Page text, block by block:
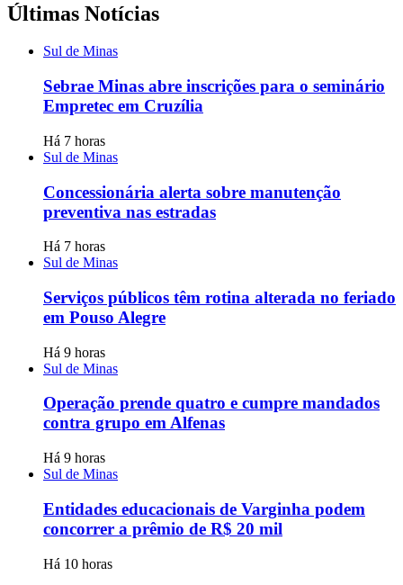
Últimas Notícias
Sul de Minas
Sebrae Minas abre inscrições para o seminário
Empretec em Cruzília
Há 7 horas
Sul de Minas
Concessionária alerta sobre manutenção
preventiva nas estradas
Há 7 horas
Sul de Minas
Serviços públicos têm rotina alterada no feriado
em Pouso Alegre
Há 9 horas
Sul de Minas
Operação prende quatro e cumpre mandados
contra grupo em Alfenas
Há 9 horas
Sul de Minas
Entidades educacionais de Varginha podem
concorrer a prêmio de R$ 20 mil
Há 10 horas